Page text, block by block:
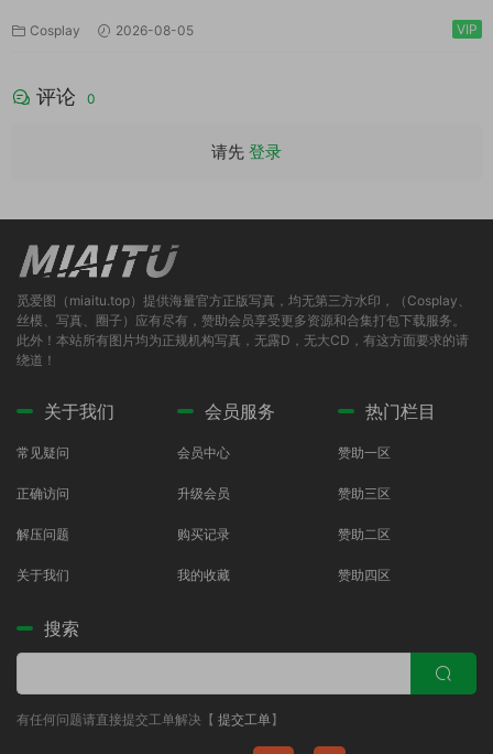
Cosplay 2026-08-05 VIP
评论 0
请先 登录
觅爱图（miaitu.top）提供海量官方正版写真，均无第三方水印，（Cosplay、
丝模、写真、圈子）应有尽有，赞助会员享受更多资源和合集打包下载服务。
此外！本站所有图片均为正规机构写真，无露D，无大CD，有这方面要求的请
绕道！
关于我们
常见疑问
正确访问
解压问题
关于我们
会员服务
会员中心
升级会员
购买记录
我的收藏
热门栏目
赞助一区
赞助三区
赞助二区
赞助四区
搜索
有任何问题请直接提交工单解决【 提交工单】